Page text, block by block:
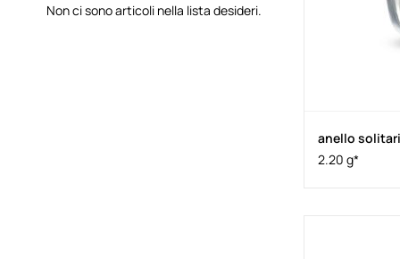
anello
2.20 g*
Non ci sono articoli nella lista desideri.